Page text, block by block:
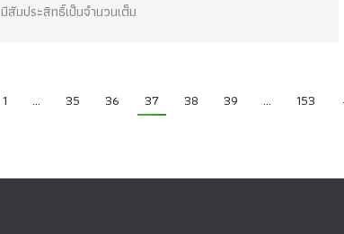
มีสัมประสิทธิ์เป็นจำนวนเต็ม
1 … 35 36 37 38 39 … 153